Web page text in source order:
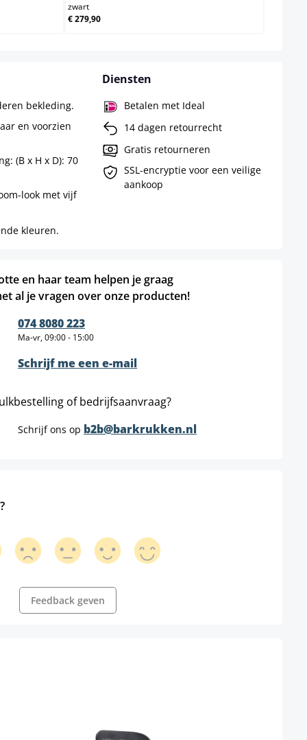
zwart
€ 279,90
bekleding.
en voorzien
(B x H x D): 70
look met vijf
kleuren.
Diensten
Betalen met Ideal
14 dagen retourrecht
Gratis retourneren
SSL-encryptie voor een veilige
aankoop
en haar team helpen je graag
al je vragen over onze producten!
074 8080 223
Ma-vr, 09:00 - 15:00
Schrijf me een e-mail
of bedrijfsaanvraag?
Schrijf ons op b2b@barkrukken.nl
Feedback geven